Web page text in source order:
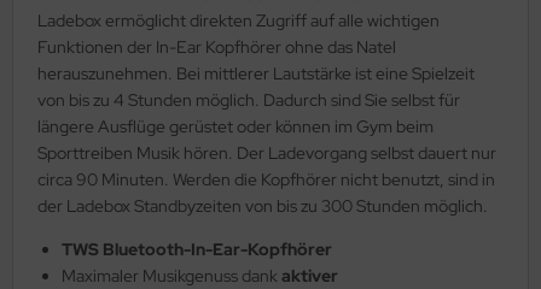
Ladebox ermöglicht direkten Zugriff auf alle wichtigen
Funktionen der In-Ear Kopfhörer ohne das Natel
herauszunehmen. Bei mittlerer Lautstärke ist eine Spielzeit
von bis zu 4 Stunden möglich. Dadurch sind Sie selbst für
längere Ausflüge gerüstet oder können im Gym beim
Sporttreiben Musik hören. Der Ladevorgang selbst dauert nur
circa 90 Minuten. Werden die Kopfhörer nicht benutzt, sind in
der Ladebox Standbyzeiten von bis zu 300 Stunden möglich.
TWS Bluetooth-In-Ear-Kopfhörer
Maximaler Musikgenuss dankaktiver